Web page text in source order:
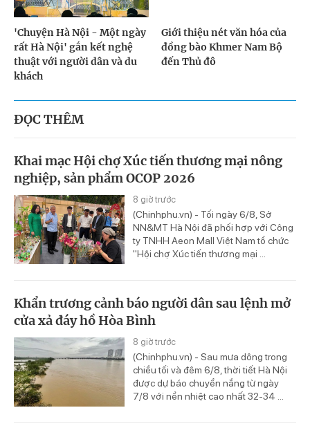
'Chuyện Hà Nội - Một ngày
rất Hà Nội' gắn kết nghệ
thuật với người dân và du
khách
Giới thiệu nét văn hóa của
đồng bào Khmer Nam Bộ
đến Thủ đô
ĐỌC THÊM
Khai mạc Hội chợ Xúc tiến thương mại nông
nghiệp, sản phẩm OCOP 2026
8 giờ trước
(Chinhphu.vn) - Tối ngày 6/8, Sở
NN&MT Hà Nội đã phối hợp với Công
ty TNHH Aeon Mall Việt Nam tổ chức
"Hội chợ Xúc tiến thương mại ...
Khẩn trương cảnh báo người dân sau lệnh mở
cửa xả đáy hồ Hòa Bình
8 giờ trước
(Chinhphu.vn) - Sau mưa dông trong
chiều tối và đêm 6/8, thời tiết Hà Nội
được dự báo chuyển nắng từ ngày
7/8 với nền nhiệt cao nhất 32-34 ...